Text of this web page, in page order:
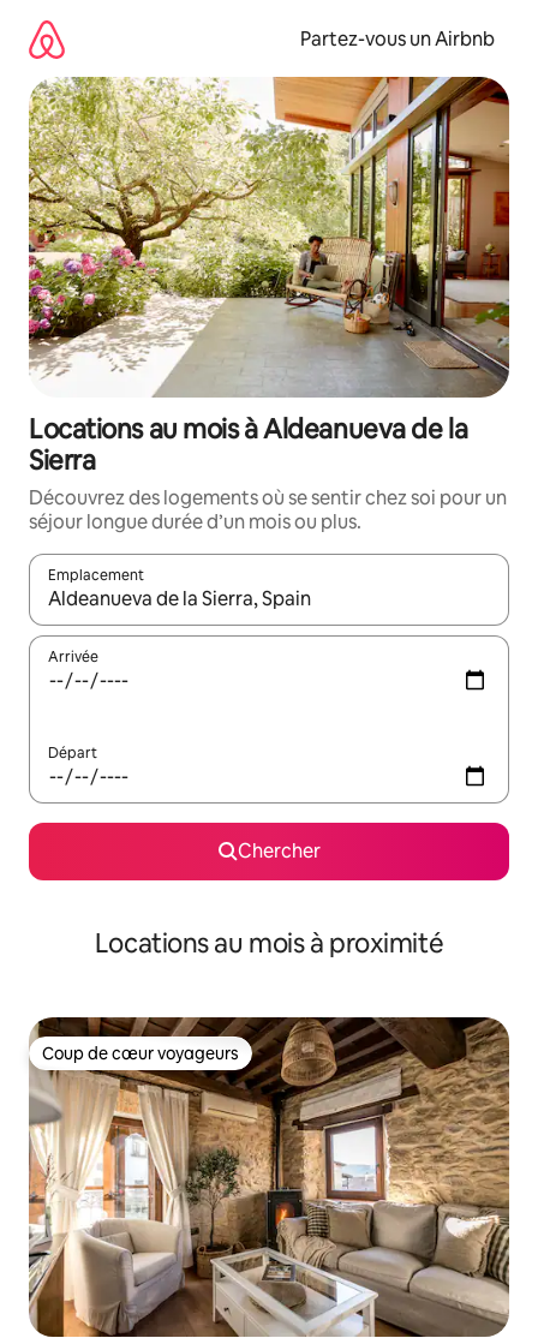
directement
contenu
Partez-vous un Airbnb
Locations au mois à Aldeanueva de la
Sierra
Découvrez des logements où se sentir chez soi pour un
séjour longue durée d’un mois ou plus.
Emplacement
Quand les résultats sont affichés, parcourez-les en utilisant
Arrivée
Départ
Chercher
Locations au mois à proximité
Coup de cœur voyageurs
Coup de cœur voyageurs